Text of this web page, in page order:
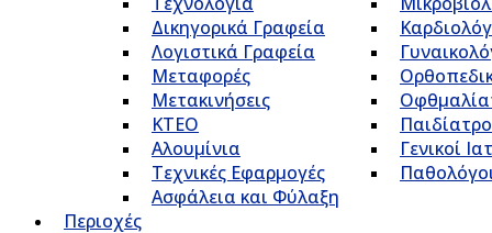
Δικηγορικά Γραφεία
Λογιστικά Γραφεία
Μεταφορές
Μετακινήσεις
ΚΤΕΟ
Αλουμίνια
Τεχνικές Εφαρμογές
Ασφάλεια και Φύλαξη
Γενικοί
Περιοχές